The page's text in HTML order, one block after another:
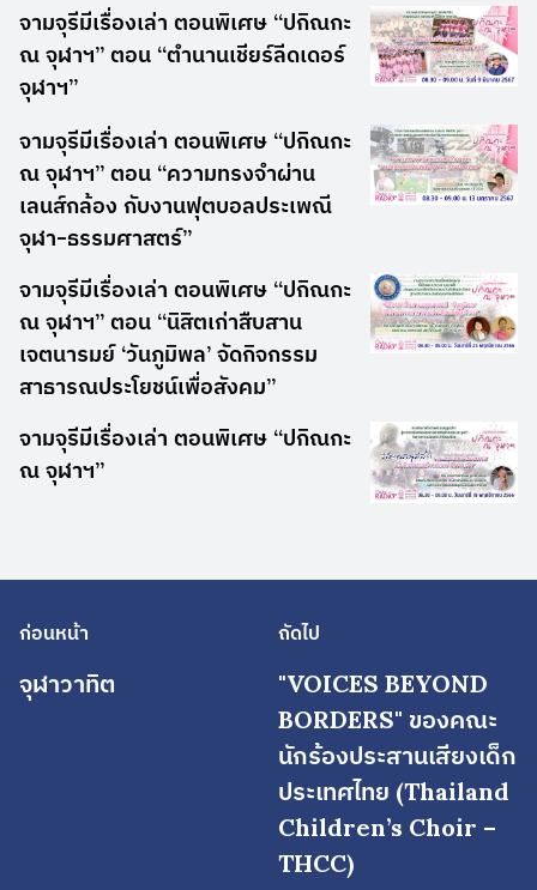
จามจุรีมีเรื่องเล่า ตอนพิเศษ “ปกิณกะ
ณ จุฬาฯ” ตอน “ตำนานเชียร์ลีดเดอร์
จุฬาฯ”
จามจุรีมีเรื่องเล่า ตอนพิเศษ “ปกิณกะ
ณ จุฬาฯ” ตอน “ความทรงจำผ่าน
เลนส์กล้อง กับงานฟุตบอลประเพณี
จุฬา-ธรรมศาสตร์”
จามจุรีมีเรื่องเล่า ตอนพิเศษ “ปกิณกะ
ณ จุฬาฯ” ตอน “นิสิตเก่าสืบสาน
เจตนารมย์ ‘วันภูมิพล’ จัดกิจกรรม
สาธารณประโยชน์เพื่อสังคม”
จามจุรีมีเรื่องเล่า ตอนพิเศษ “ปกิณกะ
ณ จุฬาฯ”
ก่อนหน้า
จุฬาวาทิต
ถัดไป
"VOICES BEYOND
BORDERS" ของคณะ
นักร้องประสานเสียงเด็ก
ประเทศไทย (Thailand
Children’s Choir –
THCC)